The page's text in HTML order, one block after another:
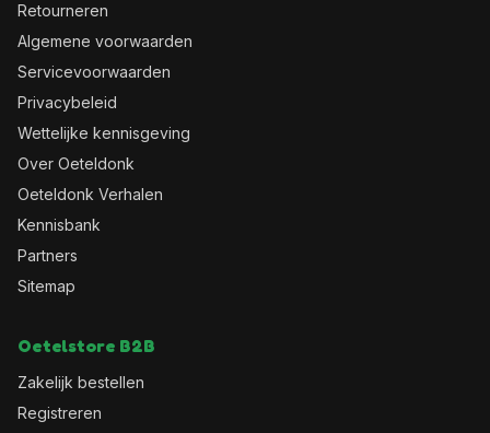
Retourneren
Algemene voorwaarden
Servicevoorwaarden
Privacybeleid
Wettelijke kennisgeving
Over Oeteldonk
Oeteldonk Verhalen
Kennisbank
Partners
Sitemap
Oetelstore B2B
Zakelijk bestellen
Registreren